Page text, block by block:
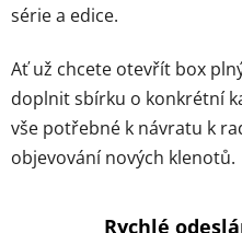
série a edice.
Ať už chcete otevřít box
doplnit sbírku o konkrétní
vše potřebné k návratu k
objevování nových klenotů.
Rychlé